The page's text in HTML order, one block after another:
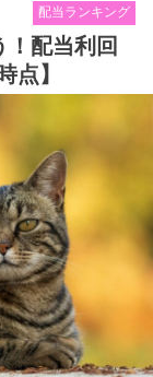
配当ランキング
！配当利回
点】